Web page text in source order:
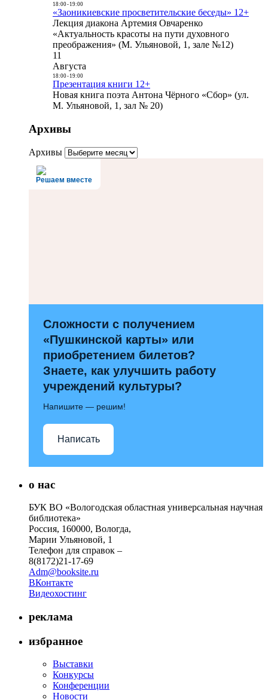
18:00- 19:00
«Заоникиевские просветительские беседы» 12+
Лекция диакона Артемия Овчаренко
«Актуальность красоты на пути духовного
преображения» (М. Ульяновой, 1, зале №12)
11
Августа
18:00- 19:00
Презентация книги 12+
Новая книга поэта Антона Чёрного «Сбор» (ул.
М. Ульяновой, 1, зал № 20)
Архивы
Архивы
Решаем вместе
Сложности с получением
«Пушкинской карты» или
приобретением билетов?
Знаете, как улучшить работу
учреждений культуры?
Напишите — решим!
Написать
о нас
БУК ВО «Вологодская областная универсальная научная
библиотека»
Россия, 160000, Вологда,
Марии Ульяновой, 1
Телефон для справок –
8(8172)21-17-69
Adm@booksite.ru
ВКонтакте
Видеохостинг
реклама
избранное
Выставки
Конкурсы
Конференции
Новости